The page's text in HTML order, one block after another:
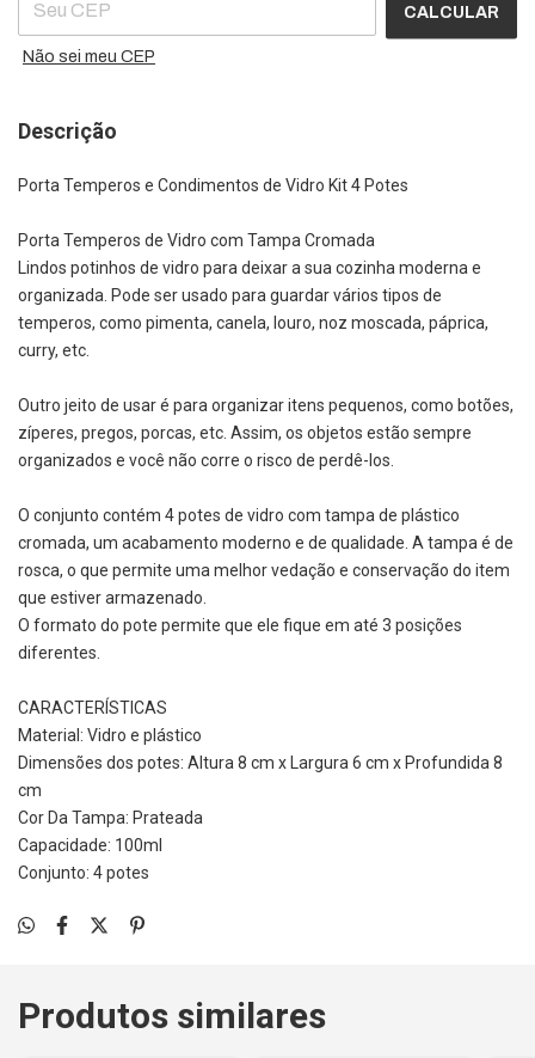
CALCULAR
Não sei meu CEP
Descrição
Porta Temperos e Condimentos de Vidro Kit 4 Potes
Porta Temperos de Vidro com Tampa Cromada
Lindos potinhos de vidro para deixar a sua cozinha moderna e
organizada. Pode ser usado para guardar vários tipos de
temperos, como pimenta, canela, louro, noz moscada, páprica,
curry, etc.
Outro jeito de usar é para organizar itens pequenos, como botões,
zíperes, pregos, porcas, etc. Assim, os objetos estão sempre
organizados e você não corre o risco de perdê-los.
O conjunto contém 4 potes de vidro com tampa de plástico
cromada, um acabamento moderno e de qualidade. A tampa é de
rosca, o que permite uma melhor vedação e conservação do item
que estiver armazenado.
O formato do pote permite que ele fique em até 3 posições
diferentes.
CARACTERÍSTICAS
Material: Vidro e plástico
Dimensões dos potes: Altura 8 cm x Largura 6 cm x Profundida 8
cm
Cor Da Tampa: Prateada
Capacidade: 100ml
Conjunto: 4 potes
Produtos similares